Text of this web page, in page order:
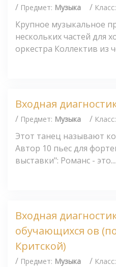
/ Предмет: Музыка / Класс:
Крупное музыкальное
нескольких частей для
оркестра Коллектив из
Входная
/ Предмет: Музыка / Класс:
Этот танец называют
Автор 10 пьес для
выставки": Романс -
Входная
обучающихся ов
Критской)
/ Предмет: Музыка / Класс: